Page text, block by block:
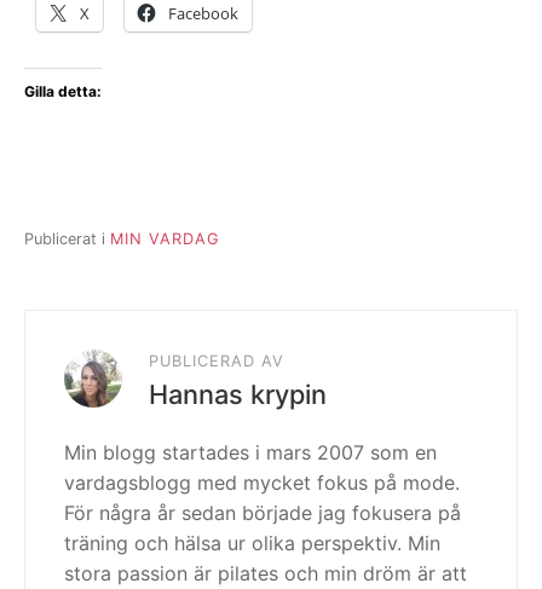
X Facebook
Gilla detta:
Publicerat i MIN VARDAG
PUBLICERAD AV
Hannas krypin
Min blogg startades i mars 2007 som en
vardagsblogg med mycket fokus på mode.
För några år sedan började jag fokusera på
träning och hälsa ur olika perspektiv. Min
stora passion är pilates och min dröm är att